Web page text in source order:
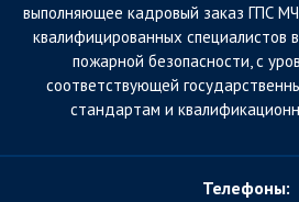
выполняющее кадровый заказ ГПС
квалифицированных специалистов
пожарной безопасности, с
соответствующей
стандартам и
Телефоны: